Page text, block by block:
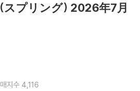
スプリング) 2026年7月
지수 4,116